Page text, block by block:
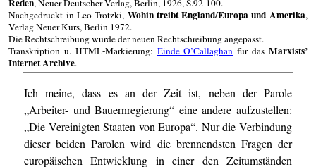
Nachgedruckt in Leo Trotzki, Wohin treibt England/Europa und Amerika,
Verlag Neuer Kurs, Berlin 1972.
Die Rechtschreibung wurde der neuen Rechtschreibung angepasst.
Transkription u. HTML-Markierung: Einde O’Callaghan für das Marxists’
Internet Archive.
Ich meine, dass es an der Zeit ist, neben der Parole
„Arbeiter- und Bauernregierung“ eine andere aufzustellen:
„Die Vereinigten Staaten von Europa“. Nur die Verbindung
dieser beiden Parolen wird die brennendsten Fragen der
europäischen Entwicklung in einer den Zeitumständen